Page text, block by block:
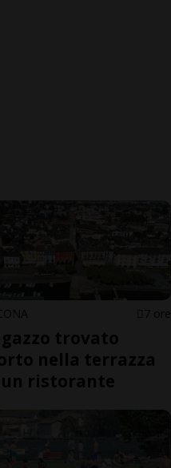
7 ore
trovato
nella terrazza
ristorante